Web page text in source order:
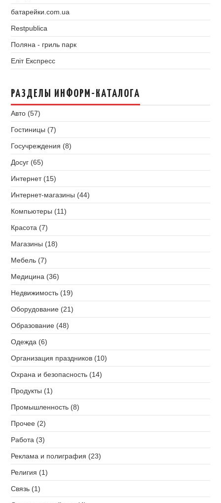
батарейки.com.ua
Restpublica
Поляна - гриль парк
Еліт Експресс
РАЗДЕЛЫ ИНФОРМ-КАТАЛОГА
Авто (57)
Гостиницы (7)
Госучреждения (8)
Досуг (65)
Интернет (15)
Интернет-магазины (44)
Компьютеры (11)
Красота (7)
Магазины (18)
Мебель (7)
Медицина (36)
Недвижимость (19)
Оборудование (21)
Образование (48)
Одежда (6)
Организация праздников (10)
Охрана и безопасность (14)
Продукты (1)
Промышленность (8)
Прочее (2)
Работа (3)
Реклама и полиграфия (23)
Религия (1)
Связь (1)